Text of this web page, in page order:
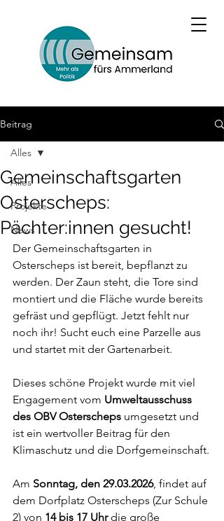
Beitrag
Alles
Projekte
News
Alles
Gemeinschaftsgarten
Osterscheps:
Pächter:innen gesucht!
Der Gemeinschaftsgarten in
Osterscheps ist bereit, bepflanzt zu
werden. Der Zaun steht, die Tore sind
montiert und die Fläche wurde bereits
gefräst und gepflügt. Jetzt fehlt nur
noch ihr! Sucht euch eine Parzelle aus
und startet mit der Gartenarbeit.
Dieses schöne Projekt wurde mit viel
Engagement vom Umweltausschuss
des OBV Osterscheps umgesetzt und
ist ein wertvoller Beitrag für den
Klimaschutz und die Dorfgemeinschaft.
Am Sonntag, den 29.03.2026, findet auf
dem Dorfplatz Osterscheps (Zur Schule
2) von 14 bis 17 Uhr die große